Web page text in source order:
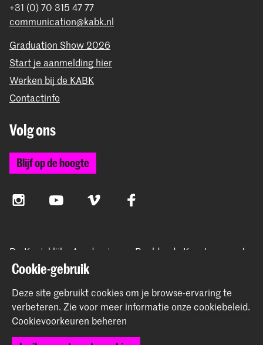
+31 (0) 70 315 47 77
communication@kabk.nl
Graduation Show 2026
Start je aanmelding hier
Werken bij de KABK
Contactinfo
Volg ons
Blijf op de hoogte
InstagramYouTube Vimeo Facebook
De Koninklijke Academie van Beeldende Kunsten vormt
samen met het Koninklijk Conservatorium de Hogeschool
der Kunsten Den Haag
© 2026 Koninklijke Academie van Beeldende Kunsten |
Cookie-gebruik
Deze site gebruikt cookies om je browse-ervaring te
verbeteren. Zie voor meer informatie onze cookiebeleid.
Cookievoorkeuren beheren